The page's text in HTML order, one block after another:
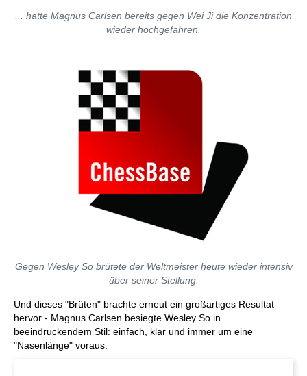
... hatte Magnus Carlsen bereits gegen Wei Ji die Konzentration
wieder hochgefahren.
Gegen Wesley So brütete der Weltmeister heute wieder intensiv
über seiner Stellung.
Und dieses "Brüten" brachte erneut ein großartiges Resultat
hervor - Magnus Carlsen besiegte Wesley So in
beeindruckendem Stil: einfach, klar und immer um eine
"Nasenlänge" voraus.